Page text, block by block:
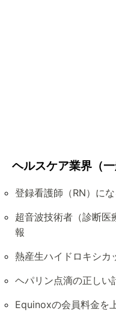
ヘルスケア業界（
登録看護師（RN）に
超音波技術者（診断医
報
熱産生ハイドロキシカ
ヘパリン点滴の正しい
Equinoxの会員料金を